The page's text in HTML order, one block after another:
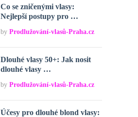
Co se zničenými vlasy:
Nejlepší postupy pro …
byProdlužování-vlasů-Praha.cz
Dlouhé vlasy 50+: Jak nosit
dlouhé vlasy …
byProdlužování-vlasů-Praha.cz
Účesy pro dlouhé blond vlasy: